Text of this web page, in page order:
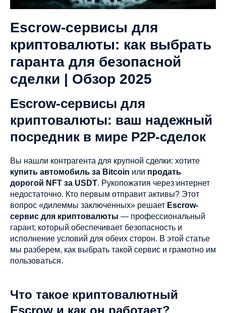
Escrow-сервисы для
криптовалюты: как выбрать
гаранта для безопасной
сделки | Обзор 2025
Escrow-сервисы для
криптовалюты: ваш надежный
посредник в мире P2P-сделок
Вы нашли контрагента для крупной сделки: хотите
купить автомобиль за Bitcoin или продать
дорогой NFT за USDT. Рукопожатия через интернет
недостаточно. Кто первым отправит активы? Этот
вопрос «дилеммы заключенных» решает Escrow-
сервис для криптовалюты — профессиональный
гарант, который обеспечивает безопасность и
исполнение условий для обеих сторон. В этой статье
мы разберем, как выбрать такой сервис и грамотно им
пользоваться.
Что такое криптовалютный
Escrow и как он работает?